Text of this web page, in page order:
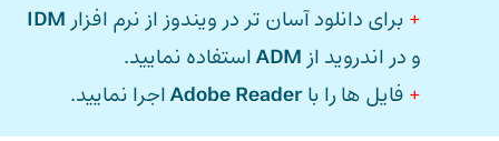
+ برای دانلود آسان تر در ویندوز از نرم افزار IDM
و در اندروید از ADMاستفاده نمایید.
+ فایل ها را باAdobe Readerاجرا نمایید.